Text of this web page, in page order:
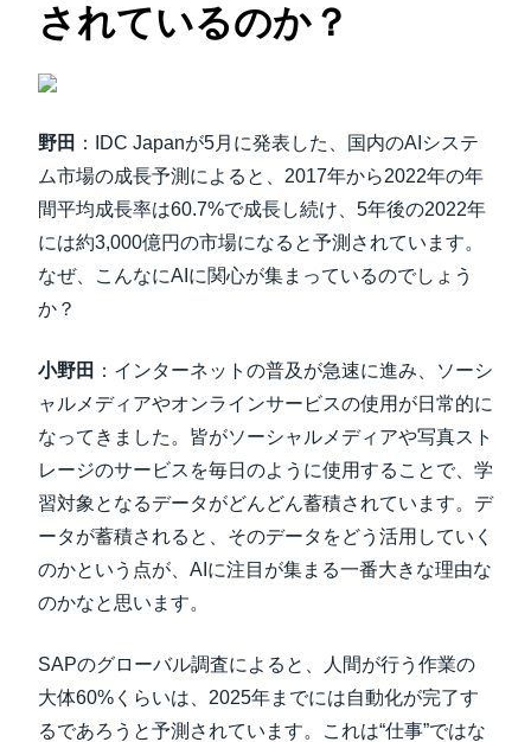
されているのか？
野田 ：IDC Japanが5月に発表した、国内のAIシステ
ム市場の成長予測によると、2017年から2022年の年
間平均成長率は60.7%で成長し続け、5年後の2022年
には約3,000億円の市場になると予測されています。
なぜ、こんなにAIに関心が集まっているのでしょう
か？
小野田 ：インターネットの普及が急速に進み、ソーシ
ャルメディアやオンラインサービスの使用が日常的に
なってきました。皆がソーシャルメディアや写真スト
レージのサービスを毎日のように使用することで、学
習対象となるデータがどんどん蓄積されています。デ
ータが蓄積されると、そのデータをどう活用していく
のかという点が、AIに注目が集まる一番大きな理由な
のかなと思います。
SAPのグローバル調査によると、人間が行う作業の
大体60%くらいは、2025年までには自動化が完了す
るであろうと予測されています。これは“仕事”ではな